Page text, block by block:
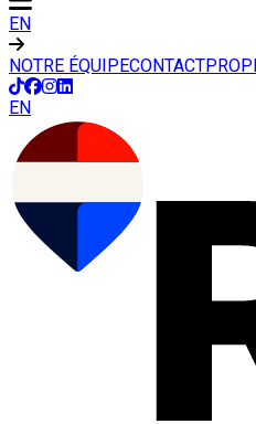
EN
NOTRE ÉQUIPECONTACT
EN